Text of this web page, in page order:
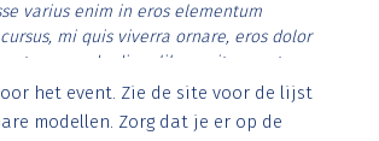
varius enim in eros elementum
mi quis viverra ornare, eros dolor
ut commodo diam libero vitae erat.
nibh et justo cursus id rutrum lorem
ut sem vitae risus tristique posuere.
het event. Zie de site voor de lijst
modellen. Zorg dat je er op de